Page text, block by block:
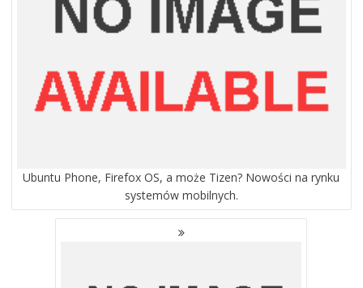
Ubuntu Phone, Firefox OS, a może Tizen? Nowości na rynku
systemów mobilnych.